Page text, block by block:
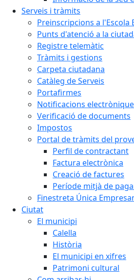
Serveis i tràmits
Preinscripcions a l'Escola
Punts d'atenció a la
Registre telemàtic
Tràmits i gestions
Carpeta ciutadana
Catàleg de Serveis
Portafirmes
Notificacions
Verificació de documents
Impostos
Portal de tràmits del
Perfil de contractant
Factura electrònica
Creació de factures
Període mitjà de
Finestreta Única
Ciutat
El municipi
Calella
Història
El municipi en xifres
Patrimoni cultural